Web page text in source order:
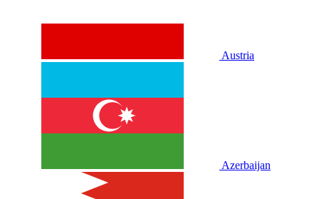
Austria
Azerbaijan